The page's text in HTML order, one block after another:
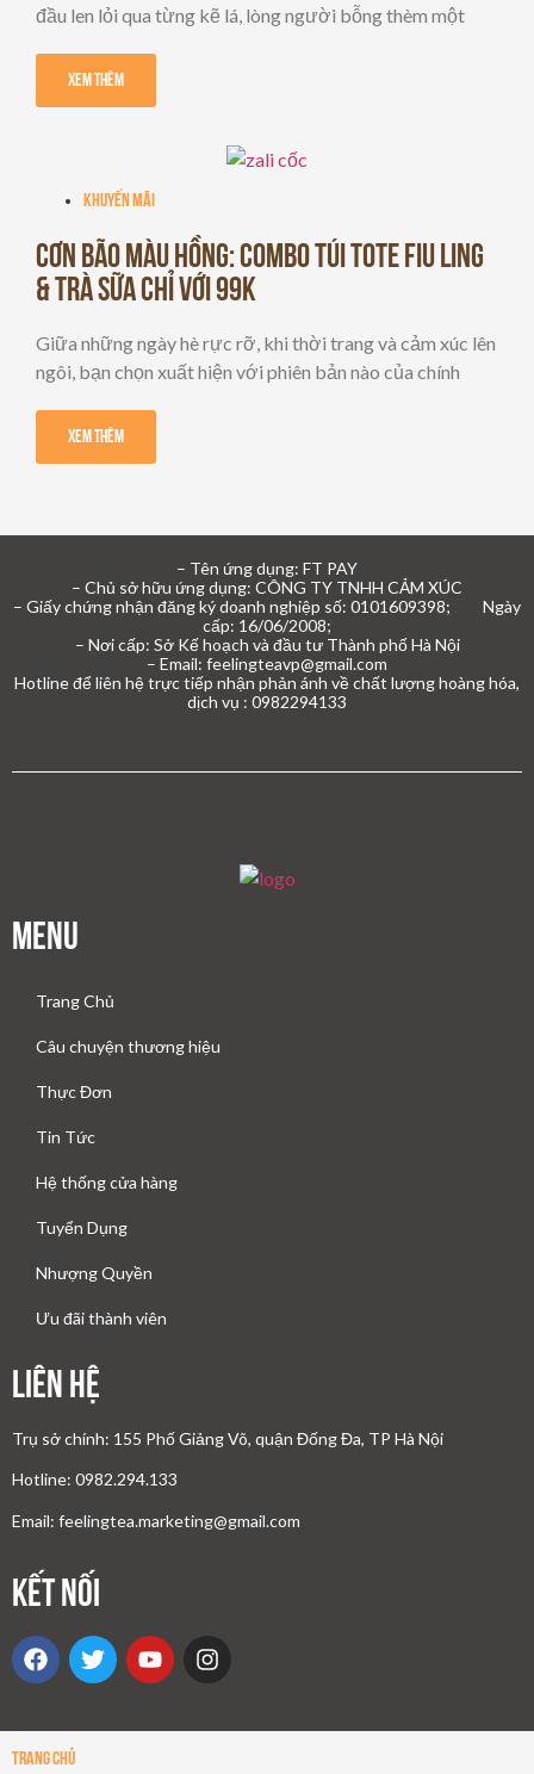
đầu len lỏi qua từng kẽ lá, lòng người bỗng thèm một
Xem Thêm
khuyến mãi
Cơn Bão Màu Hồng: Combo Túi Tote Fiu Ling
& Trà Sữa chỉ với 99K
Giữa những ngày hè rực rỡ, khi thời trang và cảm xúc lên
ngôi, bạn chọn xuất hiện với phiên bản nào của chính
Xem Thêm
– Tên ứng dụng: FT PAY
– Chủ sở hữu ứng dụng: CÔNG TY TNHH CẢM XÚC
– Giấy chứng nhận đăng ký doanh nghiệp số: 0101609398; Ngày
cấp: 16/06/2008;
– Nơi cấp: Sở Kế hoạch và đầu tư Thành phố Hà Nội
– Email: feelingteavp@gmail.com
Hotline để liên hệ trực tiếp nhận phản ánh về chất lượng hoàng hóa,
dịch vụ : 0982294133
Menu
Trang Chủ
Câu chuyện thương hiệu
Thực Đơn
Tin Tức
Hệ thống cửa hàng
Tuyển Dụng
Nhượng Quyền
Ưu đãi thành viên
Liên Hệ
Trụ sở chính: 155 Phố Giảng Võ, quận Đống Đa, TP Hà Nội
Hotline: 0982.294.133
Email: feelingtea.marketing@gmail.com
Kết nối
Trang Chủ